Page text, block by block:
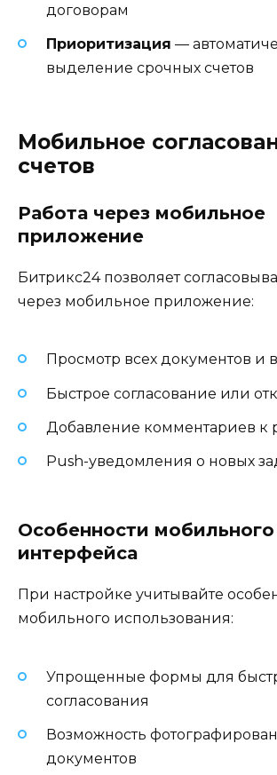
договорам
Приоритизация —
выделение срочных счетов
Мобильное
счетов
Работа через мобильное
приложение
Битрикс24 позволяет
через мобильное приложение:
Просмотр всех документов и
Быстрое согласование или
Добавление комментариев
Push-уведомления о новых
Особенности мобильного
интерфейса
При настройке учитывайте
мобильного использования:
Упрощенные формы для
согласования
Возможность
документов